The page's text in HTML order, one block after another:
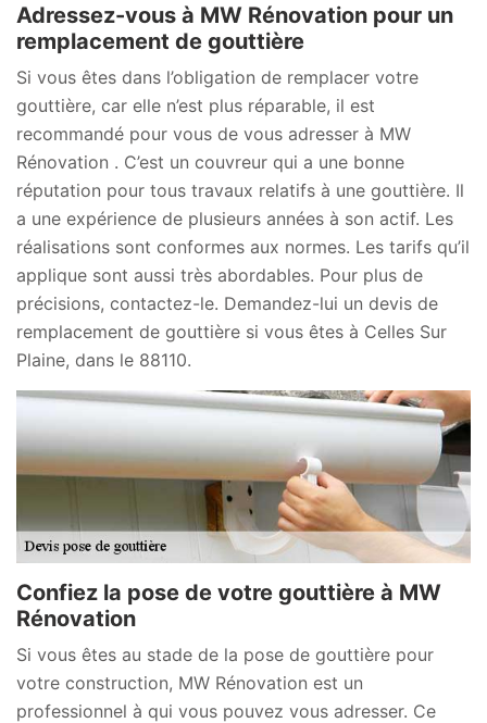
Adressez-vous à MW Rénovation pour un
remplacement de gouttière
Si vous êtes dans l’obligation de remplacer votre
gouttière, car elle n’est plus réparable, il est
recommandé pour vous de vous adresser à MW
Rénovation . C’est un couvreur qui a une bonne
réputation pour tous travaux relatifs à une gouttière. Il
a une expérience de plusieurs années à son actif. Les
réalisations sont conformes aux normes. Les tarifs qu’il
applique sont aussi très abordables. Pour plus de
précisions, contactez-le. Demandez-lui un devis de
remplacement de gouttière si vous êtes à Celles Sur
Plaine, dans le 88110.
Confiez la pose de votre gouttière à MW
Rénovation
Si vous êtes au stade de la pose de gouttière pour
votre construction, MW Rénovation est un
professionnel à qui vous pouvez vous adresser. Ce